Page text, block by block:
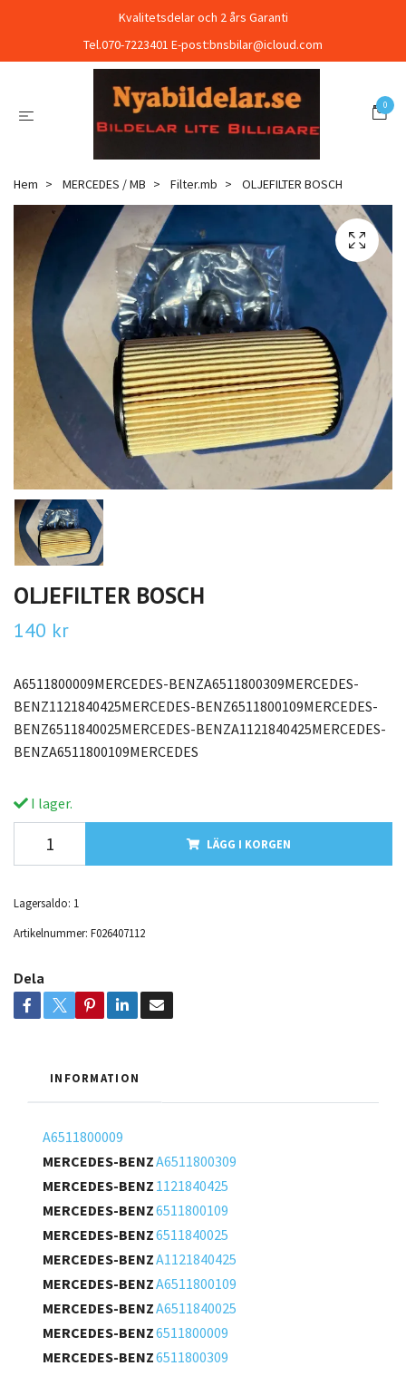
Kvalitetsdelar och 2 års Garanti
Tel.070-7223401 E-post:bnsbilar@icloud.com
0
Hem MERCEDES / MB Filter.mb OLJEFILTER BOSCH
OLJEFILTER BOSCH
140 kr
A6511800009MERCEDES-BENZA6511800309MERCEDES-
BENZ1121840425MERCEDES-BENZ6511800109MERCEDES-
BENZ6511840025MERCEDES-BENZA1121840425MERCEDES-
BENZA6511800109MERCEDES
I lager.
LÄGG I KORGEN
Lagersaldo: 1
Artikelnummer: F026407112
Dela
INFORMATION
A6511800009
MERCEDES-BENZA6511800309
MERCEDES-BENZ 1121840425
MERCEDES-BENZ6511800109
MERCEDES-BENZ6511840025
MERCEDES-BENZA1121840425
MERCEDES-BENZA6511800109
MERCEDES-BENZA6511840025
MERCEDES-BENZ6511800009
MERCEDES-BENZ6511800309